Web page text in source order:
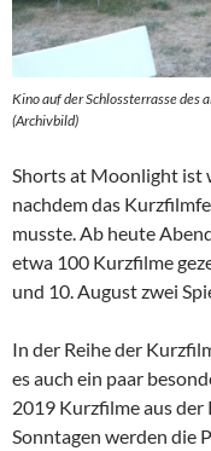
Kino auf der Schlossterrasse des
(Archivbild)
Shorts at Moonlight ist
nachdem das
musste. Ab heute
etwa 100 Kurzfilme
und 10. August zwei
In der Reihe der
es auch ein paar
2019 Kurzfilme aus der
Sonntagen werden die